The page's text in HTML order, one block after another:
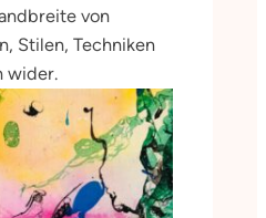
von
Stilen, Techniken
wider.